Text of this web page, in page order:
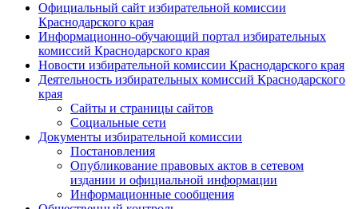
Официальный сайт избирательной комиссии
Краснодарского края
Информационно-обучающий портал избирательных
комиссий Краснодарского края
Новости избирательной комиссии Краснодарского края
Деятельность избирательных комиссий Краснодарского
края
Сайты и страницы сайтов
Социальные сети
Документы избирательной комиссии
Постановления
Опубликование правовых актов в сетевом
издании и официальной информации
Информационные сообщения